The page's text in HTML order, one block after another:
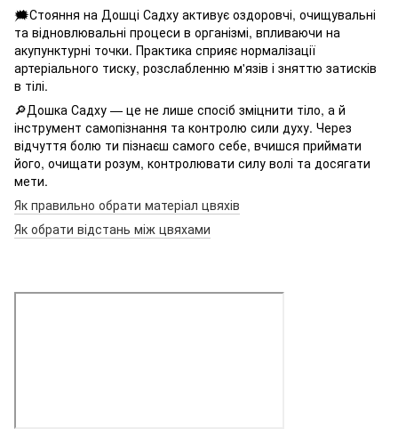
🗯Стояння на Дошці Садху активує оздоровчі, очищувальні
та відновлювальні процеси в організмі, впливаючи на
акупунктурні точки. Практика сприяє нормалізації
артеріального тиску, розслабленню м'язів і зняттю затисків
в тілі.
🔎Дошка Садху — це не лише спосіб зміцнити тіло, а й
інструмент самопізнання та контролю сили духу. Через
відчуття болю ти пізнаєш самого себе, вчишся приймати
його, очищати розум, контролювати силу волі та досягати
мети.
Як правильно обрати матеріал цвяхів
Як обрати відстань між цвяхами